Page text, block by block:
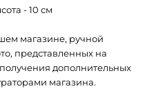
- 10 см
магазине, ручной
представленных на
дополнительных
магазина.